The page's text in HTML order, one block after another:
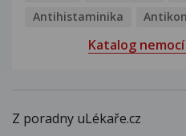
Antihistaminika
Katalog
Z poradny uLékaře.cz